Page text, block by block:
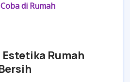
di Rumah
Rumah